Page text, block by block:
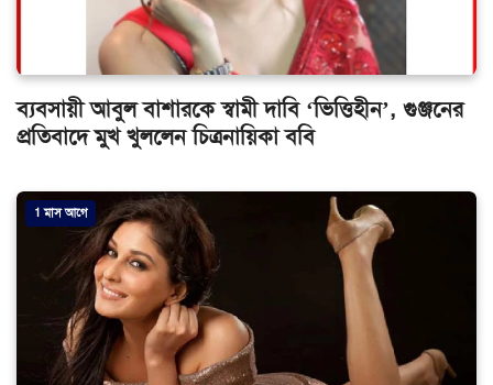
ব্যবসায়ী আবুল বাশারকে স্বামী দাবি ‘ভিত্তিহীন’, গুঞ্জনের
প্রতিবাদে মুখ খুললেন চিত্রনায়িকা ববি
1 মাস আগে